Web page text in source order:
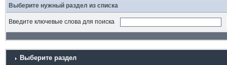
Выберите нужный раздел из списка
Введите ключевые слова для поиска
Выберите раздел